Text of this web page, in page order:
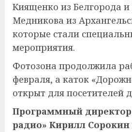
Киященко из Белгорода
Медникова из
которые стали
мероприятия.
Фотозона продолжила
февраля, а каток
открыт для посетителей
Программный
радио» Кирилл Сорокин